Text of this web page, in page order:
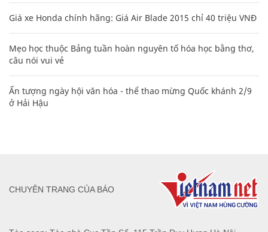
Giá xe Honda chính hãng: Giá Air Blade 2015 chỉ 40 triệu VNĐ
Mẹo học thuộc Bảng tuần hoàn nguyên tố hóa học bằng thơ,
câu nói vui vẻ
Ấn tượng ngày hội văn hóa - thể thao mừng Quốc khánh 2/9
ở Hải Hậu
CHUYÊN TRANG CỦA BÁO